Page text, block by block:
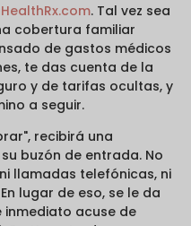
. Tal vez sea
cobertura familiar
de gastos médicos
te das cuenta de la
y de tarifas ocultas, y
a seguir.
recibirá una
buzón de entrada. No
llamadas telefónicas, ni
lugar de eso, se le da
inmediato acuse de